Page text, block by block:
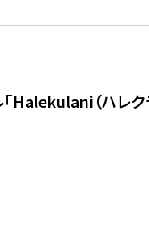
Halekulani（ハレ